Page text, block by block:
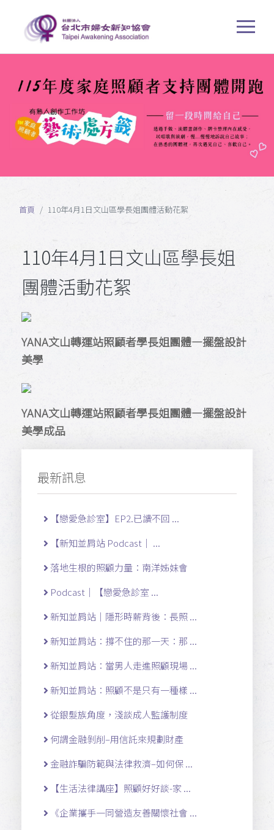
首頁 110年4月1日文山區學長姐團體活動花絮
110年4月1日文山區學長姐
團體活動花絮
YANA文山轉運站照顧者學長姐團體—擺盤設計
美學
YANA文山轉運站照顧者學長姐團體—擺盤設計
美學成品
最新訊息
【戀愛急診室】EP2.已讀不回 ...
【新知並肩站 Podcast｜ ...
落地生根的照顧力量：南洋姊妹會
Podcast｜【戀愛急診室 ...
新知並肩站｜隱形時薪背後：長照 ...
新知並肩站：撐不住的那一天：那 ...
新知並肩站：當男人走進照顧現場 ...
新知並肩站：照顧不是只有一種樣 ...
從銀髮族角度，淺談成人監護制度
何謂金融剝削–用信託來規劃財產
金融詐騙防範與法律救濟–如何保 ...
【生活法律講座】照顧好好談-家 ...
《企業攜手一同營造友善關懷社會 ...